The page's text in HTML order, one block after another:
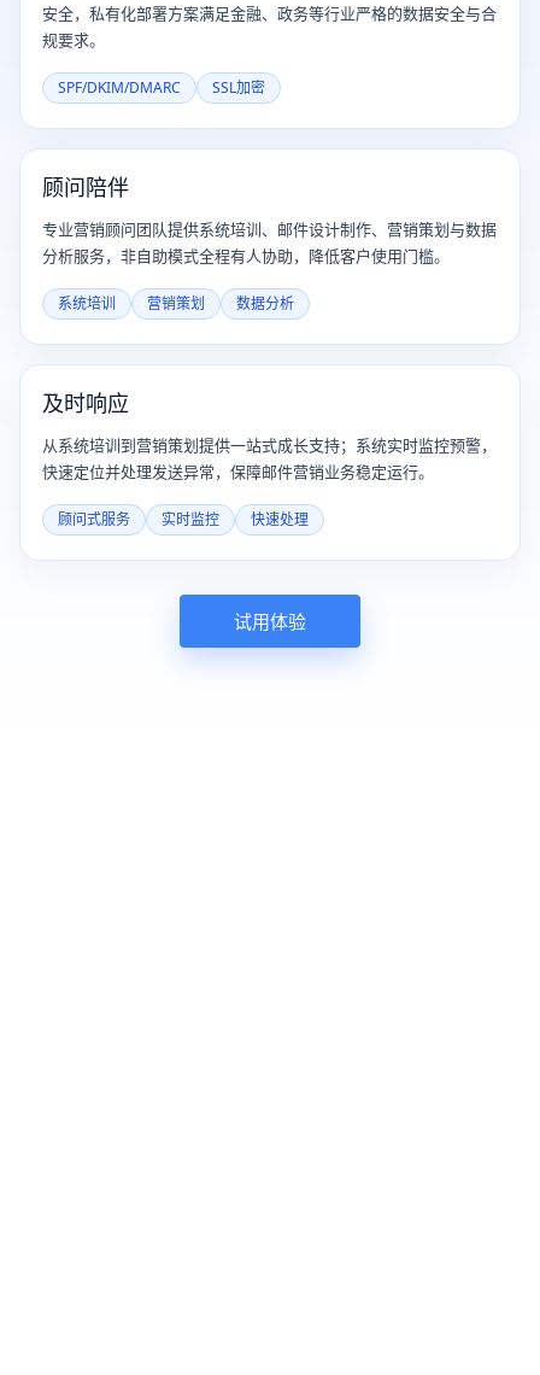
安全，私有化部署方案满足金融、政务等行业严格的数据安全与合
规要求。
SPF/DKIM/DMARC SSL加密
顾问陪伴
专业营销顾问团队提供系统培训、邮件设计制作、营销策划与数据
分析服务，非自助模式全程有人协助，降低客户使用门槛。
系统培训 营销策划 数据分析
及时响应
从系统培训到营销策划提供一站式成长支持；系统实时监控预警，
快速定位并处理发送异常，保障邮件营销业务稳定运行。
顾问式服务 实时监控 快速处理
试用体验